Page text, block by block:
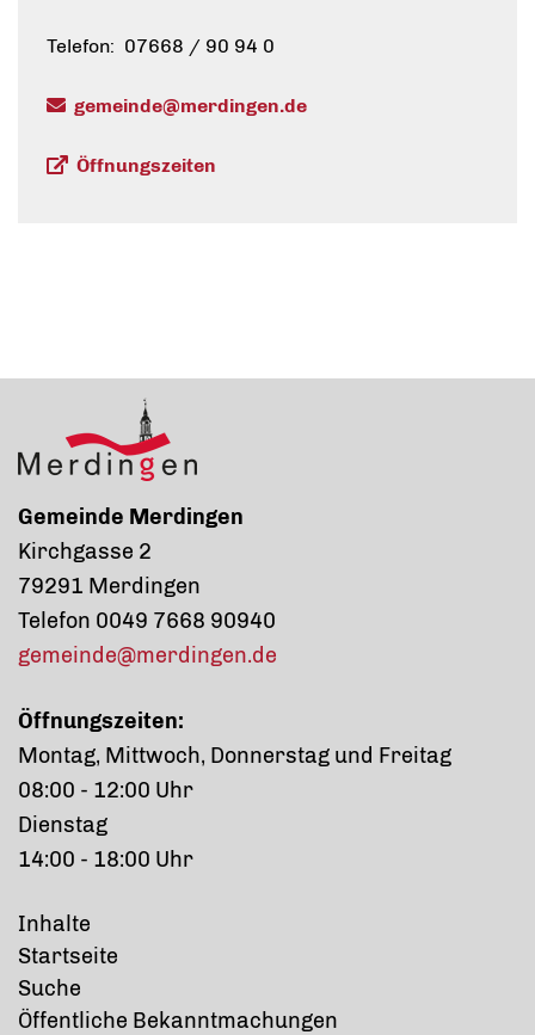
Telefon: 07668 / 90 94 0
gemeinde@merdingen.de
Öffnungszeiten
Gemeinde Merdingen
Kirchgasse 2
79291 Merdingen
Telefon 0049 7668 90940
gemeinde@merdingen.de
Öffnungszeiten:
Montag, Mittwoch, Donnerstag und Freitag
08:00 - 12:00 Uhr
Dienstag
14:00 - 18:00 Uhr
Inhalte
Startseite
Suche
Öffentliche Bekanntmachungen